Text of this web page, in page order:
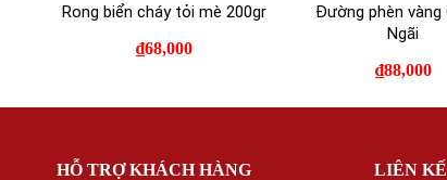
Rong biển cháy tỏi mè 200gr
₫68,000
Đường phèn vàng
Ngãi
₫88,000
HỖ TRỢ KHÁCH HÀNG LIÊN